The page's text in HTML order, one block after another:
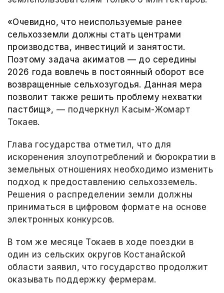
«Очевидно, что неиспользуемые ранее
сельхозземли должны стать центрами
производства, инвестиций и занятости.
Поэтому задача акиматов — до середины
2026 года вовлечь в постоянный оборот все
возвращенные сельхозугодья. Данная мера
позволит также решить проблему нехватки
пастбищ», — подчеркнул Касым-Жомарт
Токаев.
Глава государства отметил, что для
искоренения злоупотреблений и бюрократии в
земельных отношениях необходимо изменить
подход к предоставлению сельхозземель.
Решения о распределении земли должны
приниматься в цифровом формате на основе
электронных конкурсов.
В том же месяце Токаев в ходе поездки в
один из сельских округов Костанайской
области заявил, что государство продолжит
оказывать поддержку фермерам.